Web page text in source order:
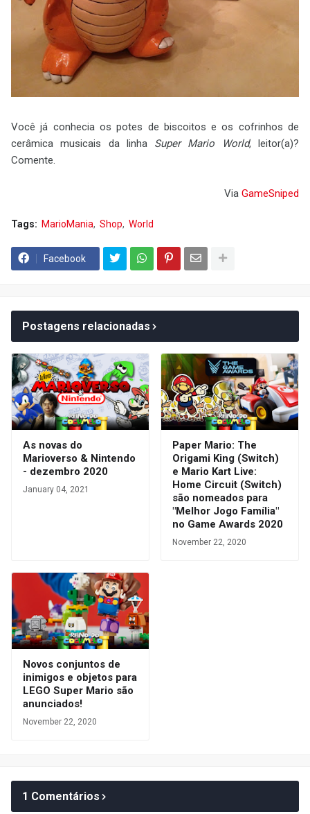
Você já conhecia os potes de biscoitos e os cofrinhos de
cerâmica musicais da linha Super Mario World, leitor(a)?
Comente.
Via GameSniped
Tags: MarioMania Shop World
Facebook
Postagens relacionadas
As novas do
Marioverso & Nintendo
- dezembro 2020
January 04, 2021
Paper Mario: The
Origami King (Switch)
e Mario Kart Live:
Home Circuit (Switch)
são nomeados para
"Melhor Jogo Família"
no Game Awards 2020
November 22, 2020
Novos conjuntos de
inimigos e objetos para
LEGO Super Mario são
anunciados!
November 22, 2020
1 Comentários